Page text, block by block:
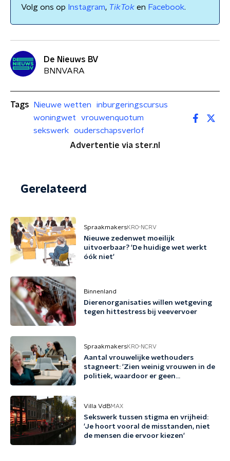
Volg ons op Instagram, TikTok en Facebook.
De Nieuws BV
BNNVARA
Tags Nieuwe wetten
inburgeringscursus
woningwet
vrouwenquotum
sekswerk
ouderschapsverlof
Advertentie via ster.nl
Gerelateerd
SpraakmakersKRO-NCRV
Nieuwe zedenwet moeilijk
uitvoerbaar? 'De huidige wet werkt
óók niet'
Binnenland
Dierenorganisaties willen wetgeving
tegen hittestress bij veevervoer
SpraakmakersKRO-NCRV
Aantal vrouwelijke wethouders
stagneert: 'Zien weinig vrouwen in de
politiek, waardoor er geen
Villa VdBMAX
Sekswerk tussen stigma en vrijheid:
'Je hoort vooral de misstanden, niet
de mensen die ervoor kiezen'